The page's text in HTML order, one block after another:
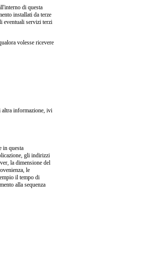
di questa
installati da terze
eventuali servizi terzi
volesse ricevere
altra informazione, ivi
in questa
gli indirizzi
la dimensione del
le
il tempo di
alla sequenza